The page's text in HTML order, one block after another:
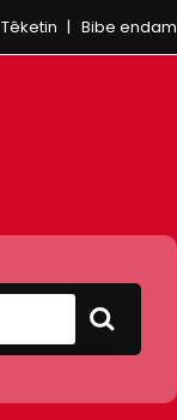
Têketin Bibe endam